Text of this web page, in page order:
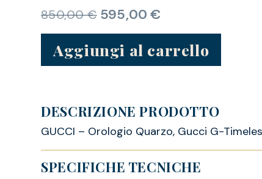
850,00€ 595,00€
Aggiungi al carrello
DESCRIZIONE PRODOTTO
GUCCI – Orologio Quarzo, Gucci G-
SPECIFICHE TECNICHE